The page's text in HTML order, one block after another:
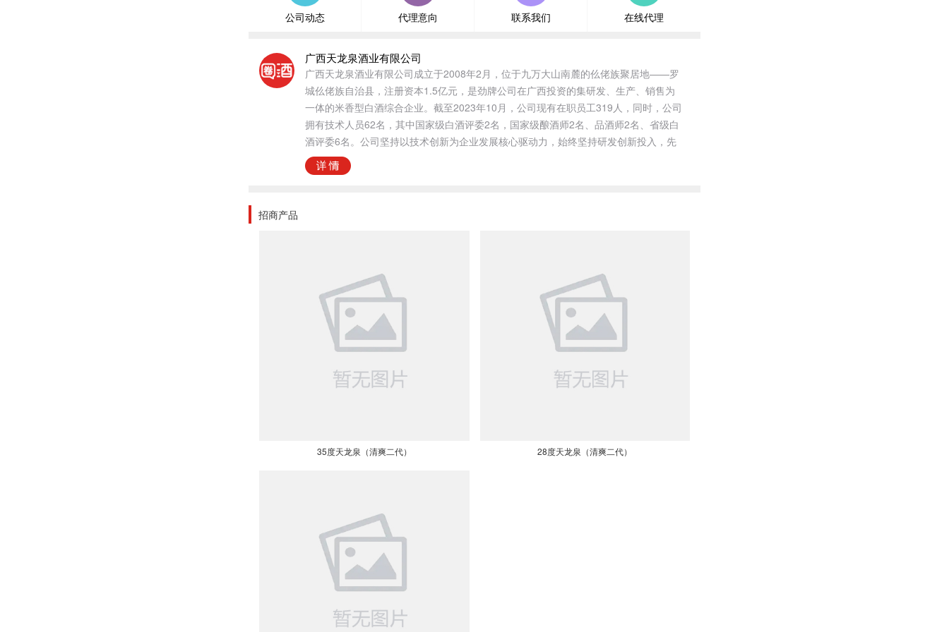
公司动态 代理意向 联系我们 在线代理
广西天龙泉酒业有限公司
广西天龙泉酒业有限公司成立于2008年2月，位于九万大山南麓的仫佬族聚居地——罗
城仫佬族自治县，注册资本1.5亿元，是劲牌公司在广西投资的集研发、生产、销售为
一体的米香型白酒综合企业。截至2023年10月，公司现有在职员工319人，同时，公司
拥有技术人员62名，其中国家级白酒评委2名，国家级酿酒师2名、品酒师2名、省级白
酒评委6名。公司坚持以技术创新为企业发展核心驱动力，始终坚持研发创新投入，先
后与中国科学院微生物研究所、江南大学等国内顶尖研究机构开展产学研合作，在米香
型白酒原酒品质提升技术、米香型白酒风味解析等领域开展了多项富有建设性的科研攻
采用传统的酿造工艺，及经过精心酿造和选材的，发酵酿造而成的好酒 有着独特的口
感和香气，因发展迅速诚招各区域代理商与经销商，如有意向代理加盟，请留言咨询。
招商产品
35度天龙泉（清爽二代） 28度天龙泉（清爽二代）